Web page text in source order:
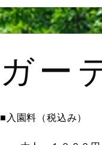
ガー
■入園料（税込み）